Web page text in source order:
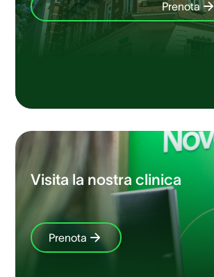
Prenota
Visita la nostra clinica
Prenota